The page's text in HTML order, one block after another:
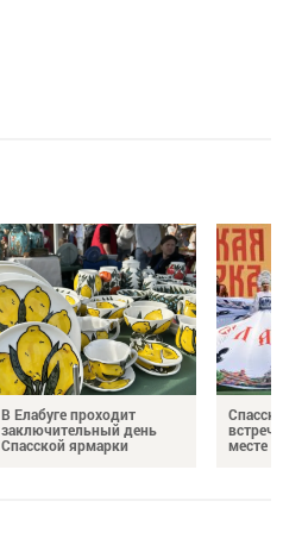
В Елабуге проходит
заключительный день
Спасской ярмарки
месте